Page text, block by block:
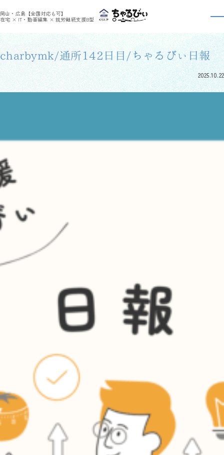
岡山・広島【全国対応も可】
在宅 × IT・動画編集 × 就労継続支援B型
利用者さんの日報 >
利用者さんの日報
charbymk/通所142日目/ちゃるびぃ日報
2025.10.22